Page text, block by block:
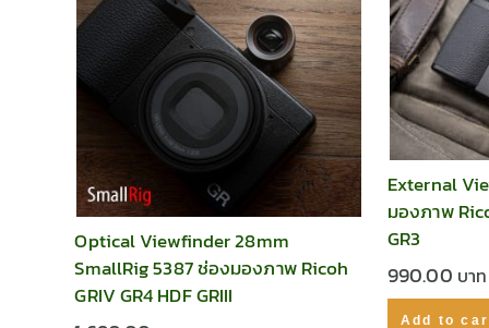
Optical Viewfinder 28mm
SmallRig 5387 ช่องมองภาพ Ricoh
GRIV GR4 HDF GRIII
External
มองภาพ
GR3
990.00
Add to